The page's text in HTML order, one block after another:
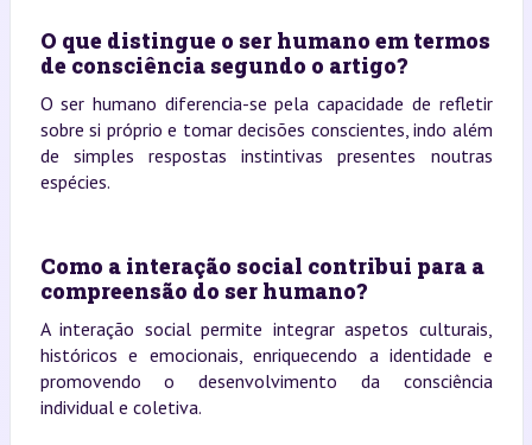
O que distingue o ser humano em termos
de consciência segundo o artigo?
O ser humano diferencia-se pela capacidade de refletir
sobre si próprio e tomar decisões conscientes, indo além
de simples respostas instintivas presentes noutras
espécies.
Como a interação social contribui para a
compreensão do ser humano?
A interação social permite integrar aspetos culturais,
históricos e emocionais, enriquecendo a identidade e
promovendo o desenvolvimento da consciência
individual e coletiva.